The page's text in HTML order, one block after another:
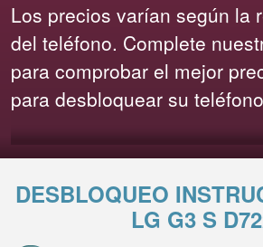
Los precios varían según la
del teléfono. Complete
para comprobar el mejor
para desbloquear su
DESBLOQUEO
LG G3 S